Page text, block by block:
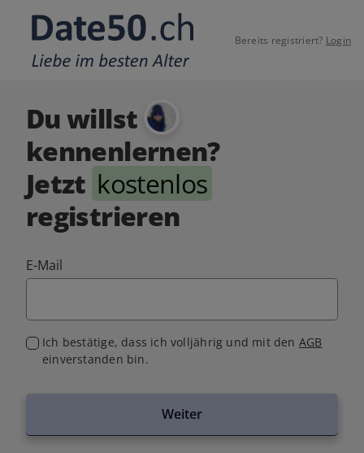
Bereits registriert? Login
Du willst
kennenlernen?
Jetzt kostenlos
registrieren
E-Mail
Ich bestätige, dass ich volljährig und mit den AGB
einverstanden bin.
Weiter